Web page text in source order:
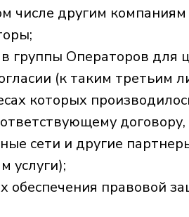
другим компаниям
группы Операторов для
(к таким третьим
которых
сети и другие
услуги);
обеспечения правовой